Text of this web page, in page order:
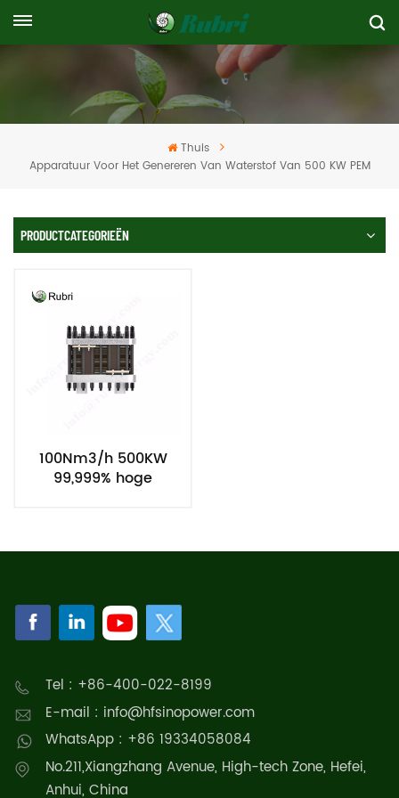
Thuis
Apparatuur Voor Het Genereren Van Waterstof Van 500 KW PEM
PRODUCTCATEGORIEËN
100Nm3/h 500KW
99,999% hoge
Tel : +86-400-022-8199
E-mail : info@hfsinopower.com
WhatsApp : +86 19334058084
No.211,Xiangzhang Avenue, High-tech Zone, Hefei,
Anhui, China